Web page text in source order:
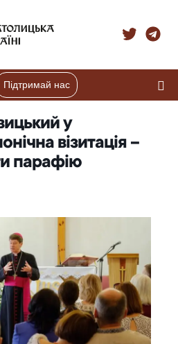
Підтримай нас
у
візитація –
парафію